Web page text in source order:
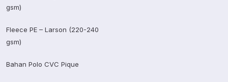
gsm)
Fleece PE – Larson (220-240
gsm)
Bahan Polo CVC Pique